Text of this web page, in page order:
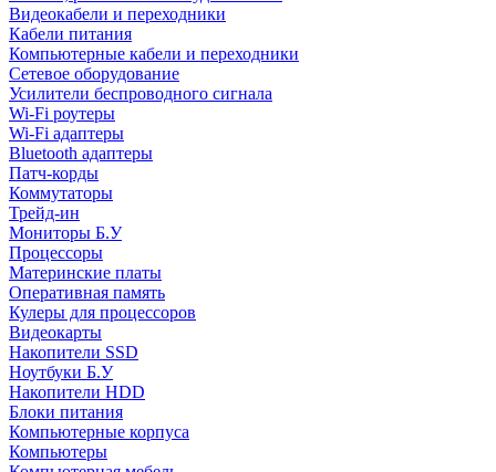
Видеокабели и переходники
Кабели питания
Компьютерные кабели и переходники
Сетевое оборудование
Усилители беспроводного сигнала
Wi-Fi роутеры
Wi-Fi адаптеры
Bluetooth адаптеры
Патч-корды
Коммутаторы
Трейд-ин
Мониторы Б.У
Процессоры
Материнские платы
Оперативная память
Кулеры для процессоров
Видеокарты
Накопители SSD
Ноутбуки Б.У
Накопители HDD
Блоки питания
Компьютерные корпуса
Компьютеры